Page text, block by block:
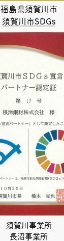
福島県須賀川市
須賀川市SDGs
須賀川事業所
長沼事業所